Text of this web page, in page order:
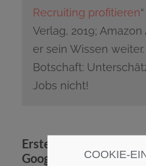
Recruiting profitieren
Verlag, 2019;
er sein Wissen
Botschaft:
Jobs nicht!
Erste Erfahrungen der
Google4JobsCOOKIE-